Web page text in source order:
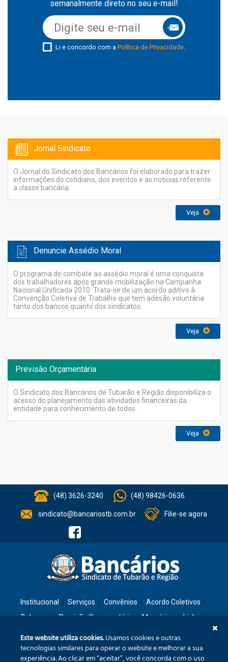
semanalmente direto no seu e-mail!
Li e concordo com a Política de Privacidade.
Jornal Sindicato
O Jornal do Sindicato dos Bancários foi elaborado para trazer
informações do cotidiano, dos eventos e as notícias referente
a classe bancária.
Veja
Denuncie Assédio Moral
O programa de combate ao assédio moral é uma conquista
dos trabalhadores após grande mobilização na Campanha
Nacional Unificada 2010. Trata-se de um acordo aditivo à
Convenção Coletiva de Trabalho que tem adesão voluntária
tanto dos bancos quanto dos sindicatos.
Veja
Previsão Orçamentária
O Sindicato dos Bancários de Tubarão e Região disponibiliza o
acesso do planejamento das atividades financeiras da
entidade para conhecimento de todos.
Veja
(48) 3626-3240 (48) 98426-0636
sindicato@bancariostb.com.br Filie-se agora
Institucional Serviços Convênios
Acordo Coletivos
Balanços
Previsão Orçamentária Memórias
Links
Este website utiliza cookies.Usamos cookies e outras
tecnologias similares para operar o website e melhorar a sua
experiência. Ao clicar em “aceitar”, você concorda com o uso